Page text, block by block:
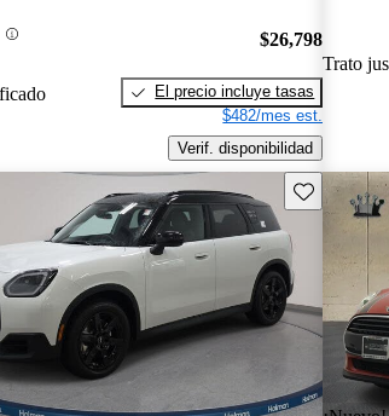
$26,798
El precio incluye tasas
$482/mes est.
Verif. disponibilidad
Trato
Guarda este